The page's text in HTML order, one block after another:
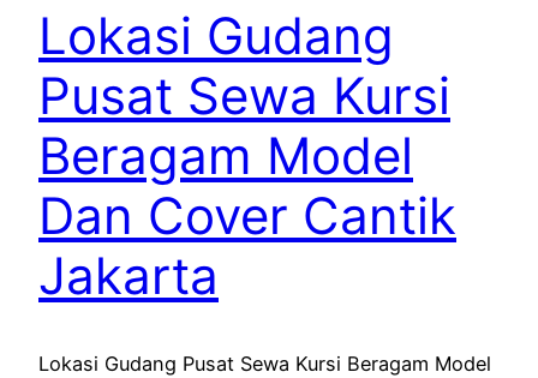
Lokasi Gudang
Pusat Sewa Kursi
Beragam Model
Dan Cover Cantik
Jakarta
Lokasi Gudang Pusat Sewa Kursi Beragam Model